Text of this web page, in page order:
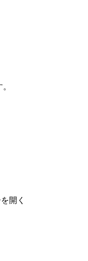
開く